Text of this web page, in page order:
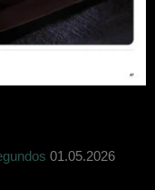
01.05.2026